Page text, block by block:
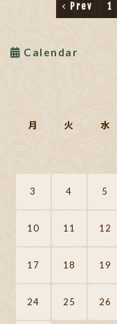
Prev 1
Calendar
月 火 水
3 4 5
10 11 12
17 18 19
24 25 26